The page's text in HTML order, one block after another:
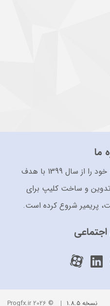
ما
سایت پرو جی اف ایکس فعالیت خود را از سال 1399 با هدف
تدوین و ساخت کلیپ برای
پریمیر شروع کرده است.
نسخه 1.8.5 © 2026 Progfx.ir